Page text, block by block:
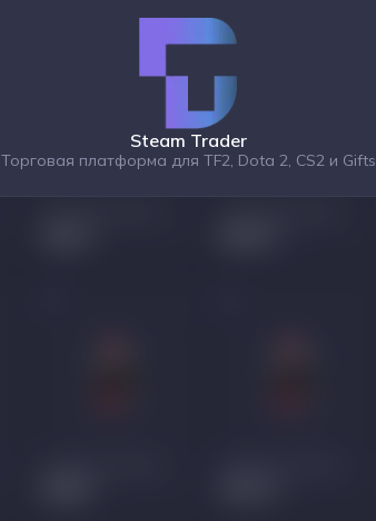
Steam Trader
Торговая платформа для TF2, Dota 2, CS2 и Gifts